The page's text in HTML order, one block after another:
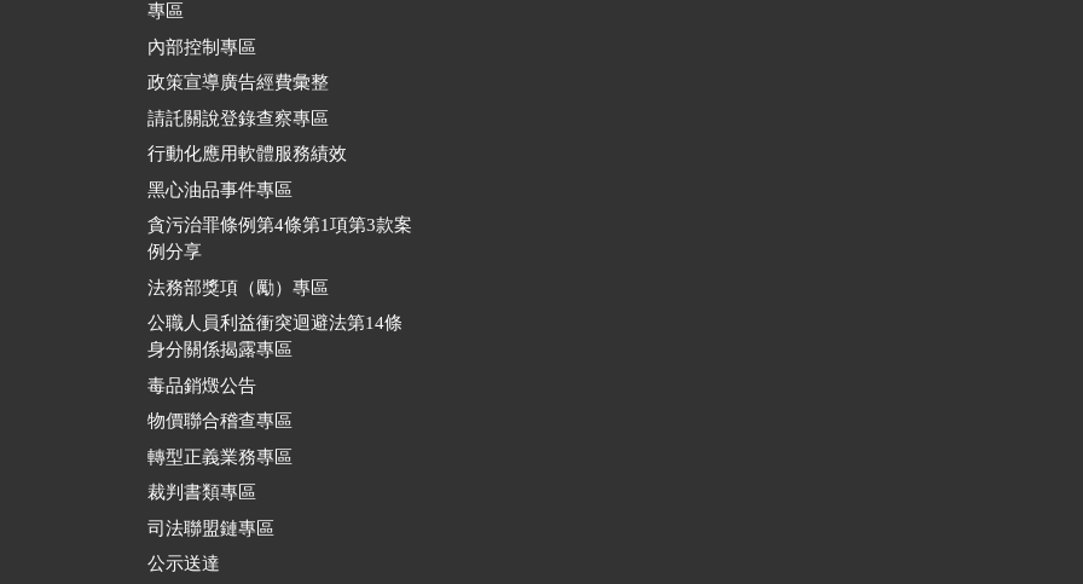
專區
內部控制專區
政策宣導廣告經費彙整
請託關說登錄查察專區
行動化應用軟體服務績效
黑心油品事件專區
貪污治罪條例第4條第1項第3款案
例分享
法務部獎項（勵）專區
公職人員利益衝突迴避法第14條
身分關係揭露專區
毒品銷燬公告
物價聯合稽查專區
轉型正義業務專區
裁判書類專區
司法聯盟鏈專區
公示送達